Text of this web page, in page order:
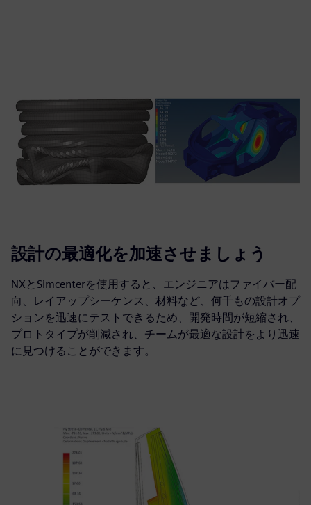
設計の最適化を加速させましょう
NXとSimcenterを使用すると、エンジニアはファイバー配
向、レイアップシーケンス、材料など、何千もの設計オプ
ションを迅速にテストできるため、開発時間が短縮され、
プロトタイプが削減され、チームが最適な設計をより迅速
に見つけることができます。